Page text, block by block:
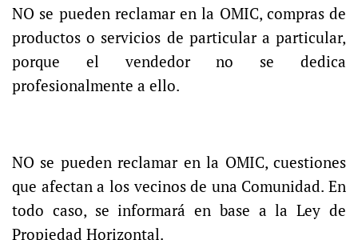
NO se pueden reclamar en la OMIC, compras de
productos o servicios de particular a particular,
porque el vendedor no se dedica
profesionalmente a ello.
NO se pueden reclamar en la OMIC, cuestiones
que afectan a los vecinos de una Comunidad. En
todo caso, se informará en base a la Ley de
Propiedad Horizontal.